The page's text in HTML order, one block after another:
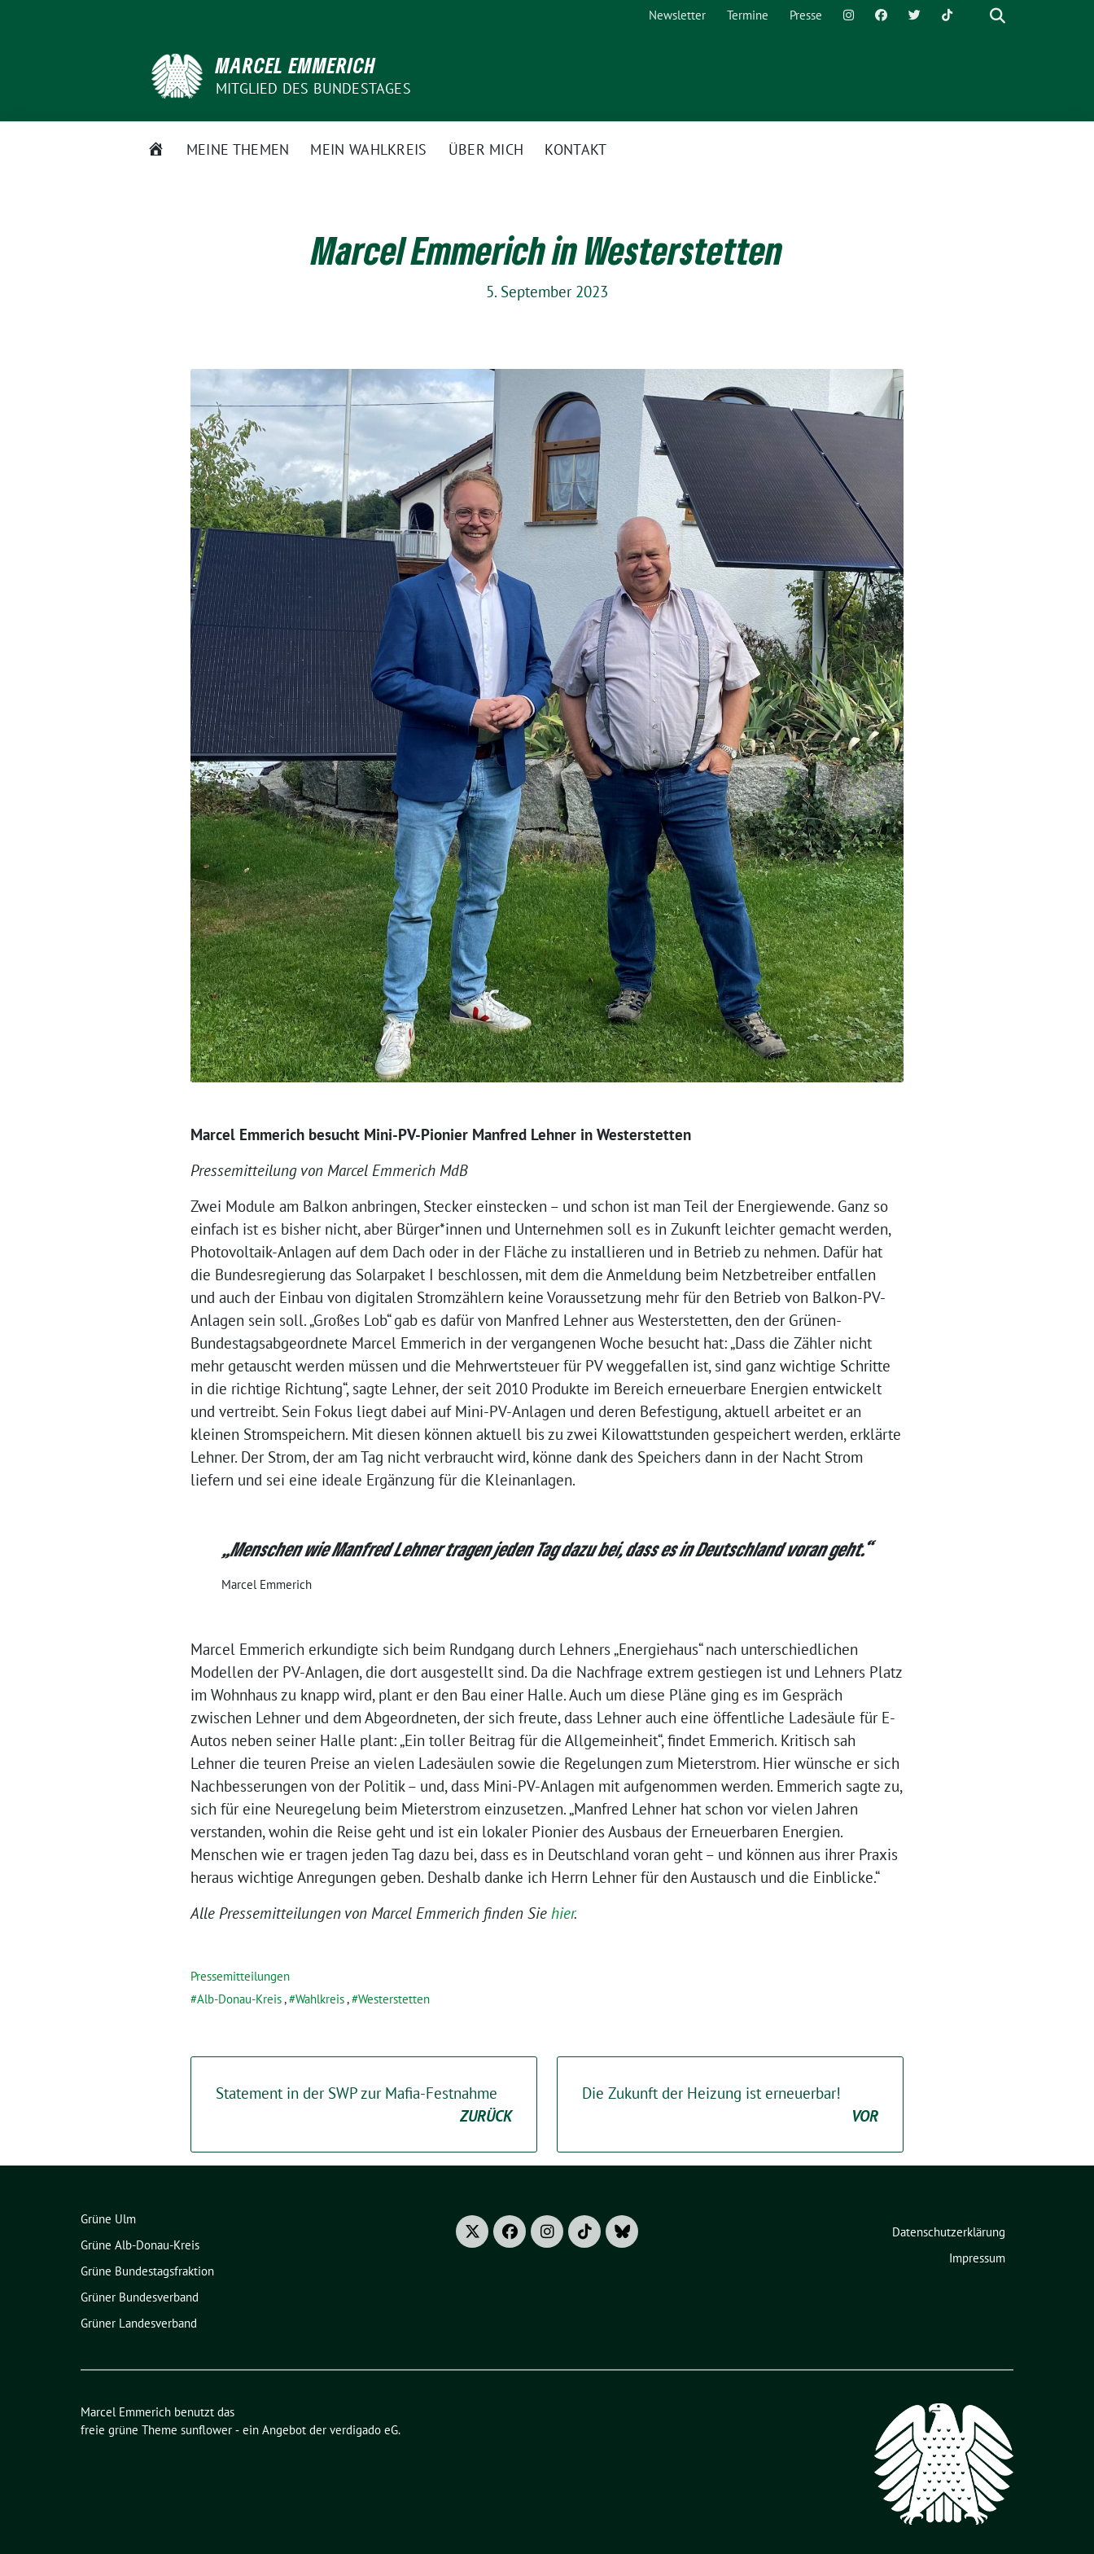
Newsletter Termine Presse
MARCEL EMMERICH
MITGLIED DES BUNDESTAGES
STARTSEITE
MEINE THEMEN MEIN WAHLKREIS ÜBER MICH KONTAKT
Marcel Emmerich in Westerstetten
5. September 2023
Marcel Emmerich besucht Mini-PV-Pionier Manfred Lehner in Westerstetten
Pressemitteilung von Marcel Emmerich MdB
Zwei Module am Balkon anbringen, Stecker einstecken – und schon ist man Teil der Energiewende. Ganz so
einfach ist es bisher nicht, aber Bürger*innen und Unternehmen soll es in Zukunft leichter gemacht werden,
Photovoltaik-Anlagen auf dem Dach oder in der Fläche zu installieren und in Betrieb zu nehmen. Dafür hat
die Bundesregierung das Solarpaket I beschlossen, mit dem die Anmeldung beim Netzbetreiber entfallen
und auch der Einbau von digitalen Stromzählern keine Voraussetzung mehr für den Betrieb von Balkon-PV-
Anlagen sein soll. „Großes Lob“ gab es dafür von Manfred Lehner aus Westerstetten, den der Grünen-
Bundestagsabgeordnete Marcel Emmerich in der vergangenen Woche besucht hat: „Dass die Zähler nicht
mehr getauscht werden müssen und die Mehrwertsteuer für PV weggefallen ist, sind ganz wichtige Schritte
in die richtige Richtung“, sagte Lehner, der seit 2010 Produkte im Bereich erneuerbare Energien entwickelt
und vertreibt. Sein Fokus liegt dabei auf Mini-PV-Anlagen und deren Befestigung, aktuell arbeitet er an
kleinen Stromspeichern. Mit diesen können aktuell bis zu zwei Kilowattstunden gespeichert werden, erklärte
Lehner. Der Strom, der am Tag nicht verbraucht wird, könne dank des Speichers dann in der Nacht Strom
liefern und sei eine ideale Ergänzung für die Kleinanlagen.
„Menschen wie Manfred Lehner tragen jeden Tag dazu bei, dass es in Deutschland voran geht.“
Marcel Emmerich
Marcel Emmerich erkundigte sich beim Rundgang durch Lehners „Energiehaus“ nach unterschiedlichen
Modellen der PV-Anlagen, die dort ausgestellt sind. Da die Nachfrage extrem gestiegen ist und Lehners Platz
im Wohnhaus zu knapp wird, plant er den Bau einer Halle. Auch um diese Pläne ging es im Gespräch
zwischen Lehner und dem Abgeordneten, der sich freute, dass Lehner auch eine öffentliche Ladesäule für E-
Autos neben seiner Halle plant: „Ein toller Beitrag für die Allgemeinheit“, findet Emmerich. Kritisch sah
Lehner die teuren Preise an vielen Ladesäulen sowie die Regelungen zum Mieterstrom. Hier wünsche er sich
Nachbesserungen von der Politik – und, dass Mini-PV-Anlagen mit aufgenommen werden. Emmerich sagte zu,
sich für eine Neuregelung beim Mieterstrom einzusetzen. „Manfred Lehner hat schon vor vielen Jahren
verstanden, wohin die Reise geht und ist ein lokaler Pionier des Ausbaus der Erneuerbaren Energien.
Menschen wie er tragen jeden Tag dazu bei, dass es in Deutschland voran geht – und können aus ihrer Praxis
heraus wichtige Anregungen geben. Deshalb danke ich Herrn Lehner für den Austausch und die Einblicke.“
Alle Pressemitteilungen von Marcel Emmerich finden Sie hier.
Pressemitteilungen
Alb-Donau-Kreis, Wahlkreis, Westerstetten
Statement in der SWP zur Mafia-Festnahme
ZURÜCK
Die Zukunft der Heizung ist erneuerbar!
VOR
Grüne Ulm
Grüne Alb-Donau-Kreis
Grüne Bundestagsfraktion
Grüner Bundesverband
Grüner Landesverband
Datenschutzerklärung
Impressum
Marcel Emmerich benutzt das
freie grüne Theme sunflower ‐ ein Angebot der verdigado eG.